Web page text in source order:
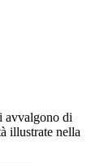
avvalgono di
illustrate nella